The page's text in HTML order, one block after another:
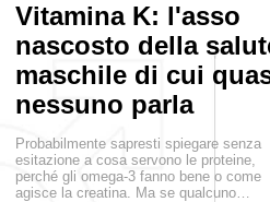
Vitamina K: l'asso
nascosto della
maschile di cui
nessuno parla
Probabilmente sapresti spiegare senza
esitazione a cosa servono le proteine,
perché gli omega-3 fanno bene o come
agisce la creatina. Ma se qualcuno…